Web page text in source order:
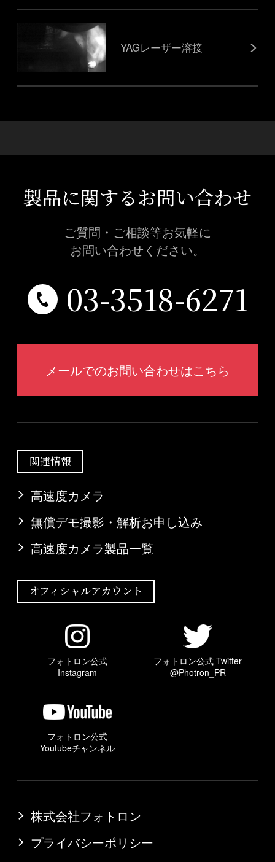
YAGレーザー溶接
製品に関するお問い合わせ
ご質問・ご相談等お気軽に
お問い合わせください。
03-3518-6271
メールでのお問い合わせはこちら
関連情報
高速度カメラ
無償デモ撮影・解析お申し込み
高速度カメラ製品一覧
オフィシャルアカウント
フォトロン公式
Instagram
フォトロン公式 Twitter
@Photron_PR
フォトロン公式
Youtubeチャンネル
株式会社フォトロン
プライバシーポリシー